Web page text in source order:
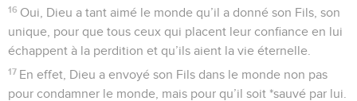
16 Oui, Dieu a tant aimé le monde qu’il a donné son Fils, son
unique, pour que tous ceux qui placent leur confiance en lui
échappent à la perdition et qu’ils aient la vie éternelle.
17 En effet, Dieu a envoyé son Fils dans le monde non pas
pour condamner le monde, mais pour qu’il soit *sauvé par lui.